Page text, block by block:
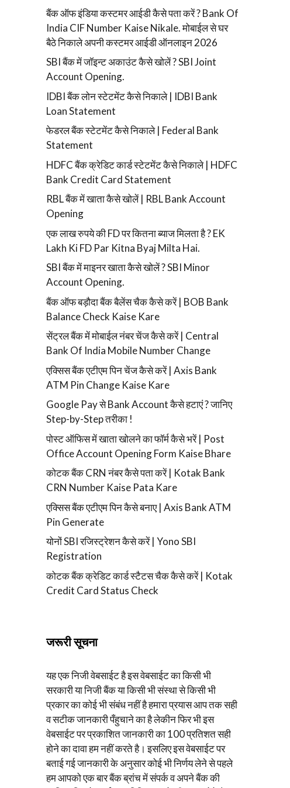
बैंक ऑफ इंडिया कस्टमर आईडी कैसे पता करें ? Bank Of
India CIF Number Kaise Nikale. मोबाईल से घर
बैठे निकाले अपनी कस्टमर आईडी ऑनलाइन 2026
SBI बैंक में जॉइन्ट अकाउंट कैसे खोलें ? SBI Joint
Account Opening.
IDBI बैंक लोन स्टेटमेंट कैसे निकाले | IDBI Bank
Loan Statement
फेडरल बैंक स्टेटमेंट कैसे निकाले | Federal Bank
Statement
HDFC बैंक क्रेडिट कार्ड स्टेटमेंट कैसे निकाले | HDFC
Bank Credit Card Statement
RBL बैंक में खाता कैसे खोलें | RBL Bank Account
Opening
एक लाख रुपये की FD पर कितना ब्याज मिलता है ? EK
Lakh Ki FD Par Kitna Byaj Milta Hai.
SBI बैंक में माइनर खाता कैसे खोलें ? SBI Minor
Account Opening.
बैंक ऑफ बड़ौदा बैंक बैलेंस चैक कैसे करें | BOB Bank
Balance Check Kaise Kare
सेंट्रल बैंक में मोबाईल नंबर चेंज कैसे करें | Central
Bank Of India Mobile Number Change
एक्सिस बैंक एटीएम पिन चेंज कैसे करें | Axis Bank
ATM Pin Change Kaise Kare
Google Pay से Bank Account कैसे हटाएं ? जानिए
Step-by-Step तरीका !
पोस्ट ऑफिस में खाता खोलने का फॉर्म कैसे भरें | Post
Office Account Opening Form Kaise Bhare
कोटक बैंक CRN नंबर कैसे पता करें | Kotak Bank
CRN Number Kaise Pata Kare
एक्सिस बैंक एटीएम पिन कैसे बनाए | Axis Bank ATM
Pin Generate
योनों SBI रजिस्ट्रेशन कैसे करें | Yono SBI
Registration
कोटक बैंक क्रेडिट कार्ड स्टैटस चैक कैसे करें | Kotak
Credit Card Status Check
जरूरी सूचना
यह एक निजी वेबसाईट है इस वेबसाईट का किसी भी
सरकारी या निजी बैंक या किसी भी संस्था से किसी भी
प्रकार का कोई भी संबंध नहीं है हमारा प्रयास आप तक सही
व सटीक जानकारी पँहुचाने का है लेकीन फिर भी इस
वेबसाईट पर प्रकाशित जानकारी का 100 प्रतिशत सही
होने का दावा हम नहीं करते है। इसलिए इस वेबसाईट पर
बताई गई जानकारी के अनुसार कोई भी निर्णय लेने से पहले
हम आपको एक बार बैंक ब्रांच में संपर्क व अपने बैंक की